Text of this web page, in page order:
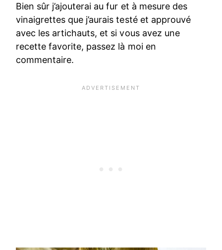
Bien sûr j’ajouterai au fur et à mesure des
vinaigrettes que j’aurais testé et approuvé
avec les artichauts, et si vous avez une
recette favorite, passez là moi en
commentaire.